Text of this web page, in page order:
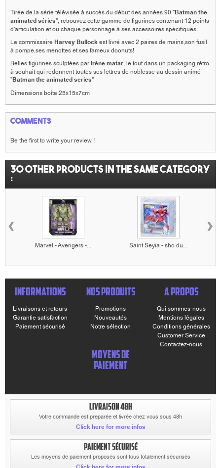
Tirée de la série télévisée à succès du début des années 90 "Batman the
animated séries", retrouvez cette gamme de figurines contenant 12 points
d'articulation et ou chaque personnage à ses accessoires spécifiques.
Le commissaireHarvey Bullockest livré avec 2 paires de mains,son fusil
à pompe,ses menottes et ses fameux doonuts!
Belles figurines sculptées parIrène matar, le tout dans un packaging rétro
à souhait qui redonnent toutes ses lettres de noblesse au dessin animé
"Batman the animated series"
Dimensions boîte:25x15x7cm
Comments
Be the first to write your review !
30 other products in the same category
:
Marvel - Avengers -... Saint Seyia - sho du...
‹ ›
INFORMATIONS
Livraisons et retours
Garantie satisfaction
Paiement sécurisé
NOS PRODUITS
Promotions
Nouveautés
Notre sélection
A PROPOS
Qui sommes-nous
Mentions légales
Conditions générales
Customer Service
Contactez-nous
MOYENS DE
PAIEMENT
LIVRAISON 48H
Votre commande est preparée et livrée chez vous sous 48h
Click here for more infos
PAIEMENT SÉCURISÉ
Les moyens de paiement proposés sont tous totalement sécurisés